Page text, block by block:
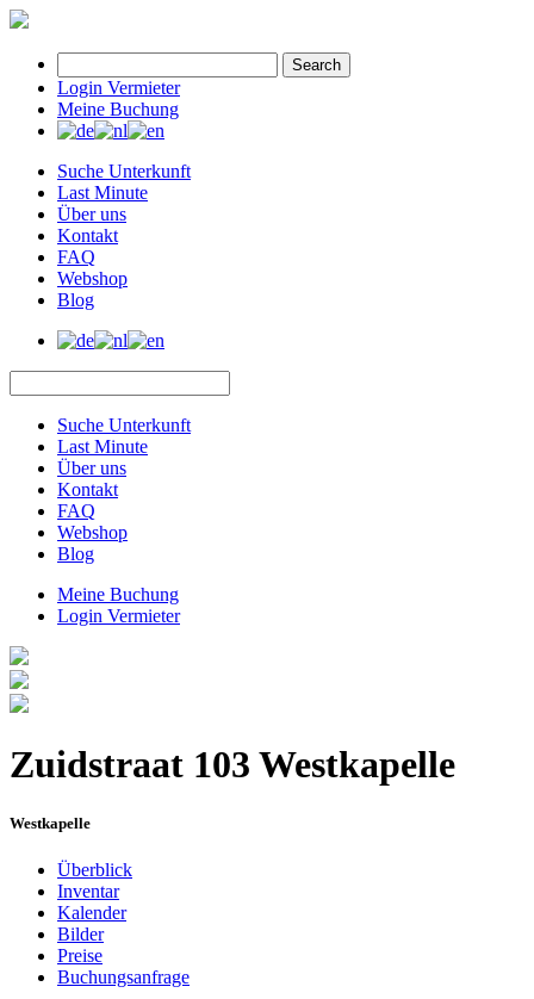
Search
Login Vermieter
Meine Buchung
Suche Unterkunft
Last Minute
Über uns
Kontakt
FAQ
Webshop
Blog
Suche Unterkunft
Last Minute
Über uns
Kontakt
FAQ
Webshop
Blog
Meine Buchung
Login Vermieter
Zuidstraat 103 Westkapelle
Westkapelle
Überblick
Inventar
Kalender
Bilder
Preise
Buchungsanfrage